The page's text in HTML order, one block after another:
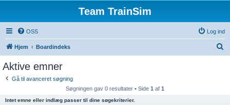
Team TrainSim
OSS Log ind
Hjem Boardindeks
Aktive emner
Gå til avanceret søgning
Søgningen gav 0 resultater • Side 1 af 1
Intet emne eller indlæg passer til dine søgekriterier.